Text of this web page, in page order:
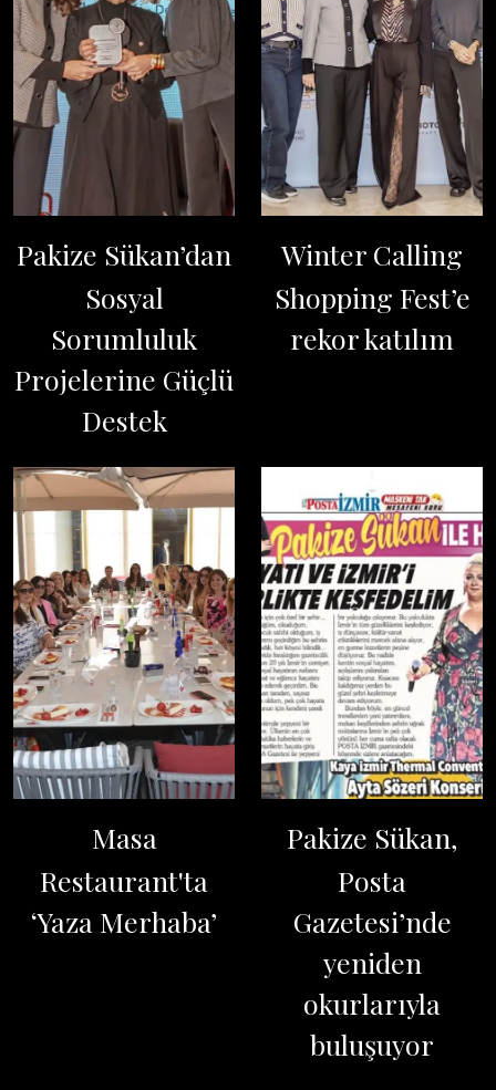
Pakize Sükan’dan
Sosyal
Sorumluluk
Projelerine Güçlü
Destek
Winter Calling
Shopping Fest’e
rekor katılım
Masa
Restaurant'ta
‘Yaza Merhaba’
Pakize Sükan,
Posta
Gazetesi’nde
yeniden
okurlarıyla
buluşuyor